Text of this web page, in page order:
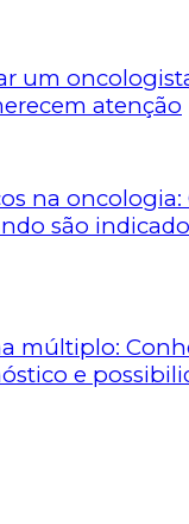
um
atenção
na oncologia:
são
múltiplo:
e